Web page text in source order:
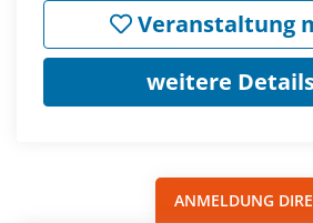
Veranstaltung
weitere
ANMELDUNG